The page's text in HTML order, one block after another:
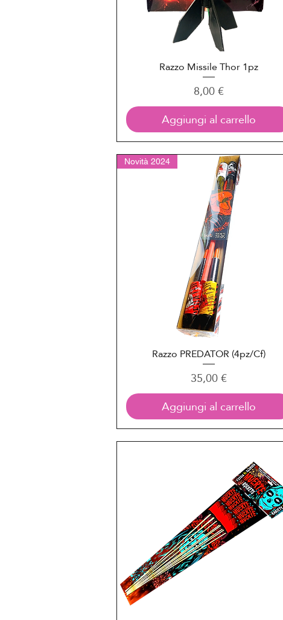
Vista rapida
Razzo Missile Thor 1pz
Prezzo
8,00 €
Aggiungi al carrello
Vista rapida
Novità 2024
Razzo PREDATOR (4pz/Cf)
Prezzo
35,00 €
Aggiungi al carrello